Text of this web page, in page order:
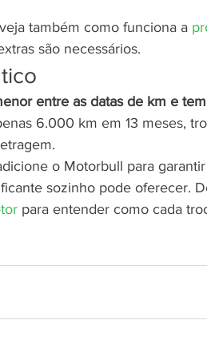
também como funciona a
são necessários.
entre as datas de km e
6.000 km em 13 meses,
o Motorbull para
sozinho pode oferecer.
para entender como cada